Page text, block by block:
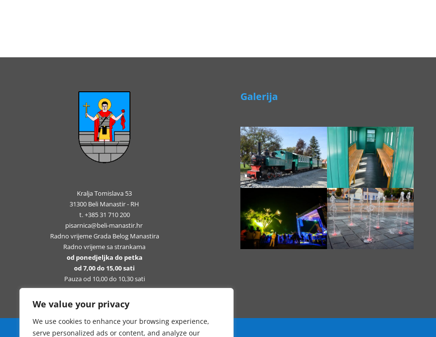
We value your privacy
We use cookies to enhance your browsing experience,
serve personalized ads or content, and analyze our
Kralja Tomislava 53
31300 Beli Manastir - RH
t. +385 31 710 200
pisarnica@beli-manastir.hr
Radno vrijeme Grada Belog Manastira
Radno vrijeme sa strankama
od ponedjeljka do petka
od 7,00 do 15,00 sati
Pauza od 10,00 do 10,30 sati
Galerija
Sva prava pridržana Grad Beli Manastir